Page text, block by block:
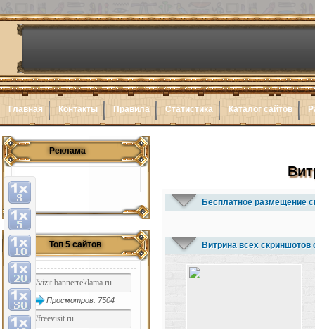
Главная Контакты Правила Статистика Каталог сайтов
Реклама
Топ 5 сайтов
Просмотров: 7504
Бесплатное размещение
Витрина всех скриншотов